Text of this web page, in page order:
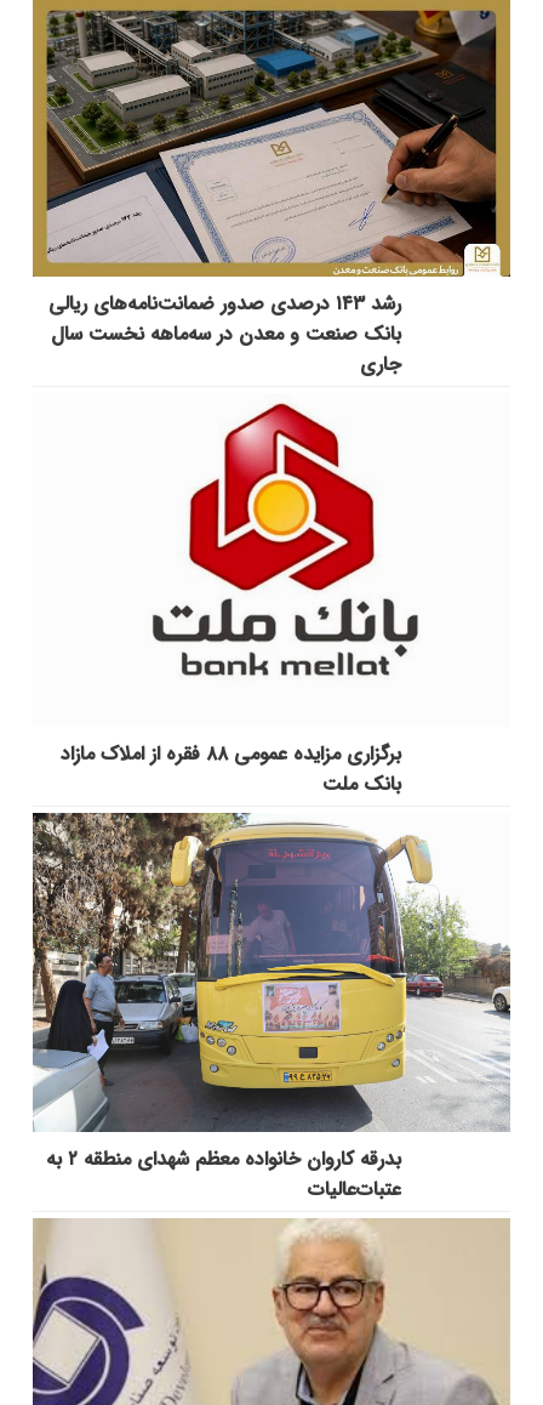
رشد ۱۴۳ درصدی صدور ضمانت‌نامه‌های ریالی
بانک صنعت و معدن در سه‌ماهه نخست سال
جاری
برگزاری مزایده عمومی ۸۸ فقره از املاک مازاد
بانک ملت
بدرقه کاروان خانواده معظم شهدای منطقه ۲ به
عتبات‌عالیات